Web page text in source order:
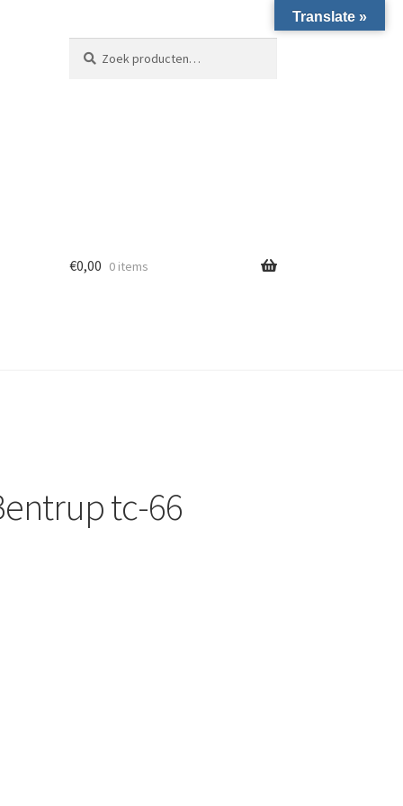
€0,00 0 items
tc-66
Translate »